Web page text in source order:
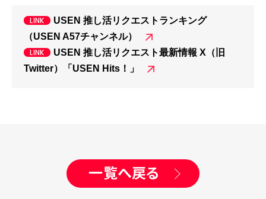
USEN 推し活リクエストランキング
（USEN A57チャンネル）
USEN 推し活リクエスト最新情報 X（旧
Twitter）「USEN Hits！」
一覧へ戻る